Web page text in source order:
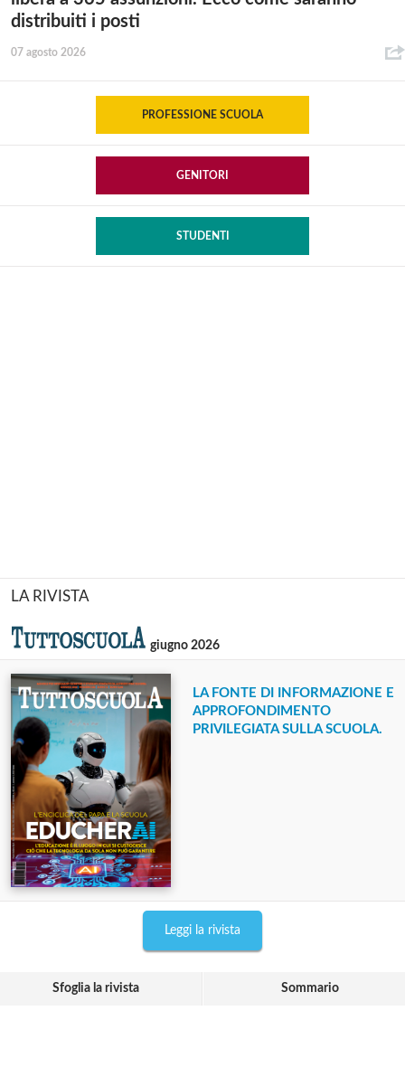
distribuiti i posti
07 agosto 2026
PROFESSIONE SCUOLA
GENITORI
STUDENTI
LA RIVISTA
giugno 2026
LA FONTE DI INFORMAZIONE E
APPROFONDIMENTO
PRIVILEGIATA SULLA SCUOLA.
Leggi la rivista
Sfoglia la rivista Sommario